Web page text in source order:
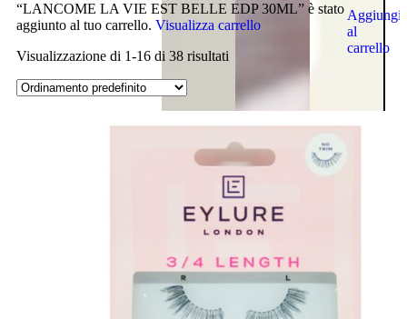
Aggiungi
al
carrello
“LANCOME LA VIE EST BELLE EDP 30ML” è stato
aggiunto al tuo carrello. Visualizza carrello
Visualizzazione di 1-16 di 38 risultati